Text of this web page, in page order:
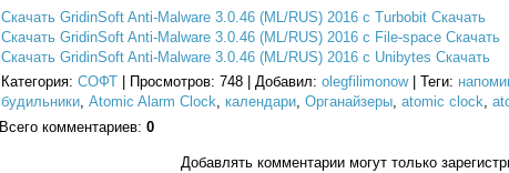
Скачать GridinSoft Anti-Malware 3.0.46 (ML/RUS) 2016 с Turbobit Скачать
Скачать GridinSoft Anti-Malware 3.0.46 (ML/RUS) 2016 с File-space Скачать
Скачать GridinSoft Anti-Malware 3.0.46 (ML/RUS) 2016 с Unibytes Скачать
Категория: СОФТ| Просмотров: 748 | Добавил: olegfilimonow| Теги:
будильники, Atomic Alarm Clock, календари, Органайзеры, atomic clock,
Всего комментариев: 0
Добавлять комментарии могут только